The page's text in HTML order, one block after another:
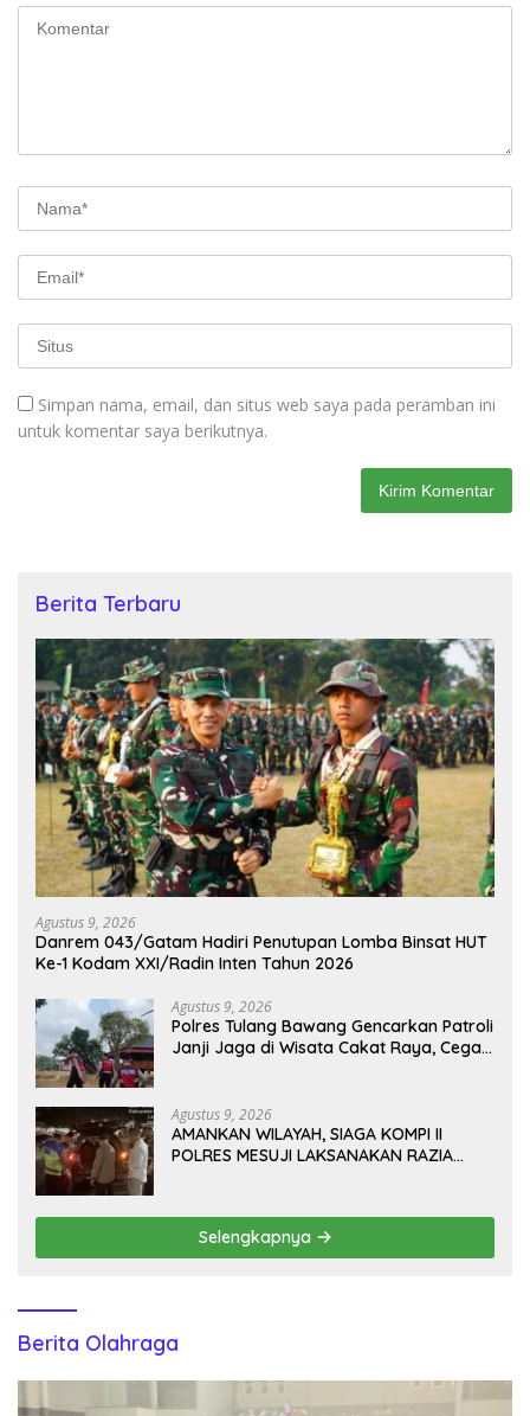
Simpan nama, email, dan situs web saya pada peramban ini
untuk komentar saya berikutnya.
Berita Terbaru
Agustus 9, 2026
Danrem 043/Gatam Hadiri Penutupan Lomba Binsat HUT
Ke-1 Kodam XXI/Radin Inten Tahun 2026
Agustus 9, 2026
Polres Tulang Bawang Gencarkan Patroli
Janji Jaga di Wisata Cakat Raya, Cegah
Agustus 9, 2026
AMANKAN WILAYAH, SIAGA KOMPI II
POLRES MESUJI LAKSANAKAN RAZIA
Selengkapnya
Berita Olahraga